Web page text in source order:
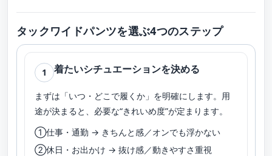
タックワイドパンツを選ぶ4つのステップ
1 着たいシチュエーションを決める
まずは「いつ・どこで履くか」を明確にします。用
途が決まると、必要な“きれいめ度”が定まります。
①仕事・通勤 → きちんと感／オンでも浮かない
②休日・お出かけ → 抜け感／動きやすさ重視